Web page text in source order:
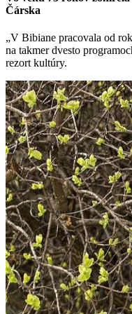
Čárska
„V Bibiane pracovala od
na takmer dvesto
rezort kultúry.